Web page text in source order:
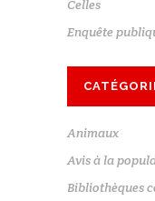
Celles
Enquête
Animaux
Avis à la
Bibliothèques